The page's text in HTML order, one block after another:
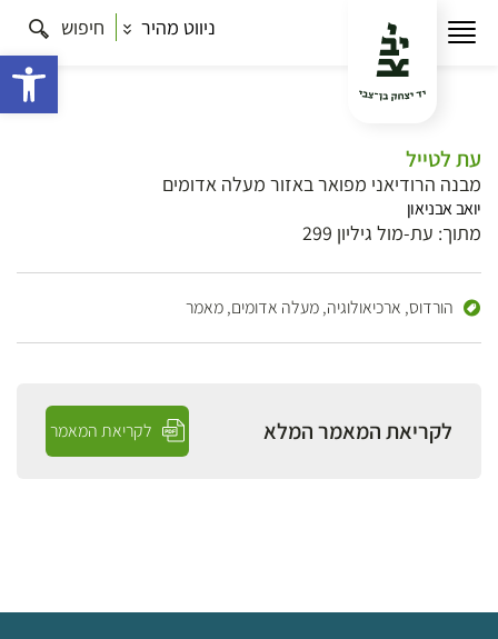
ניווט מהיר חיפוש
עת לטייל
מבנה הרודיאני מפואר באזור מעלה אדומים
יואב אבניאון
מתוך: עת-מול גיליון 299
הורדוס, ארכיאולוגיה, מעלה אדומים,מאמר
לקריאת המאמר המלא לקריאת המאמר